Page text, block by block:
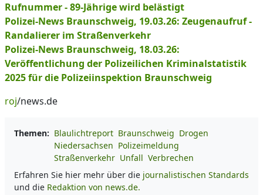
Rufnummer - 89-Jährige wird belästigt
Polizei-News Braunschweig, 19.03.26: Zeugenaufruf -
Randalierer im Straßenverkehr
Polizei-News Braunschweig, 18.03.26:
Veröffentlichung der Polizeilichen Kriminalstatistik
2025 für die Polizeiinspektion Braunschweig
roj/news.de
Themen: Blaulichtreport Braunschweig Drogen
Niedersachsen Polizeimeldung
Straßenverkehr Unfall Verbrechen
Erfahren Sie hier mehr über die journalistischen Standards
und die Redaktion von news.de.